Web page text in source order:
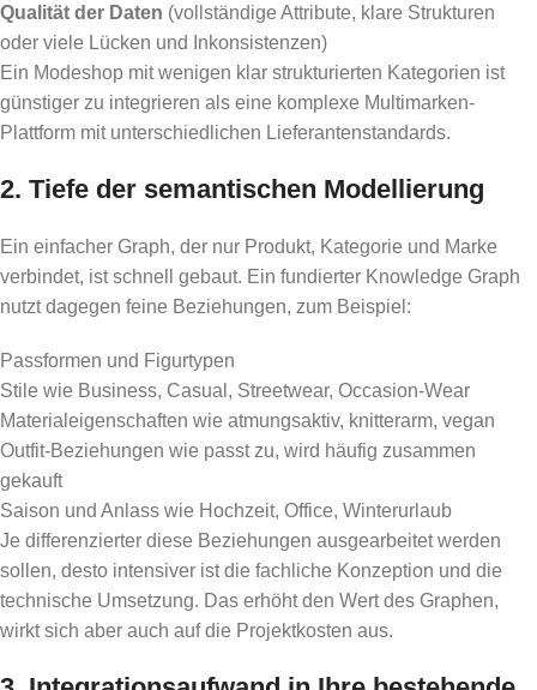
Qualität der Daten (vollständige Attribute, klare Strukturen
oder viele Lücken und Inkonsistenzen)
Ein Modeshop mit wenigen klar strukturierten Kategorien ist
günstiger zu integrieren als eine komplexe Multimarken-
Plattform mit unterschiedlichen Lieferantenstandards.
2. Tiefe der semantischen Modellierung
Ein einfacher Graph, der nur Produkt, Kategorie und Marke
verbindet, ist schnell gebaut. Ein fundierter Knowledge Graph
nutzt dagegen feine Beziehungen, zum Beispiel:
Passformen und Figurtypen
Stile wie Business, Casual, Streetwear, Occasion-Wear
Materialeigenschaften wie atmungsaktiv, knitterarm, vegan
Outfit-Beziehungen wie passt zu, wird häufig zusammen
gekauft
Saison und Anlass wie Hochzeit, Office, Winterurlaub
Je differenzierter diese Beziehungen ausgearbeitet werden
sollen, desto intensiver ist die fachliche Konzeption und die
technische Umsetzung. Das erhöht den Wert des Graphen,
wirkt sich aber auch auf die Projektkosten aus.